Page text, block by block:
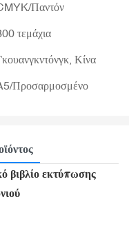
Παντόν
τεμάχια
Κίνα
Προσαρμοσμένο
βιβλίο εκτύπωσης